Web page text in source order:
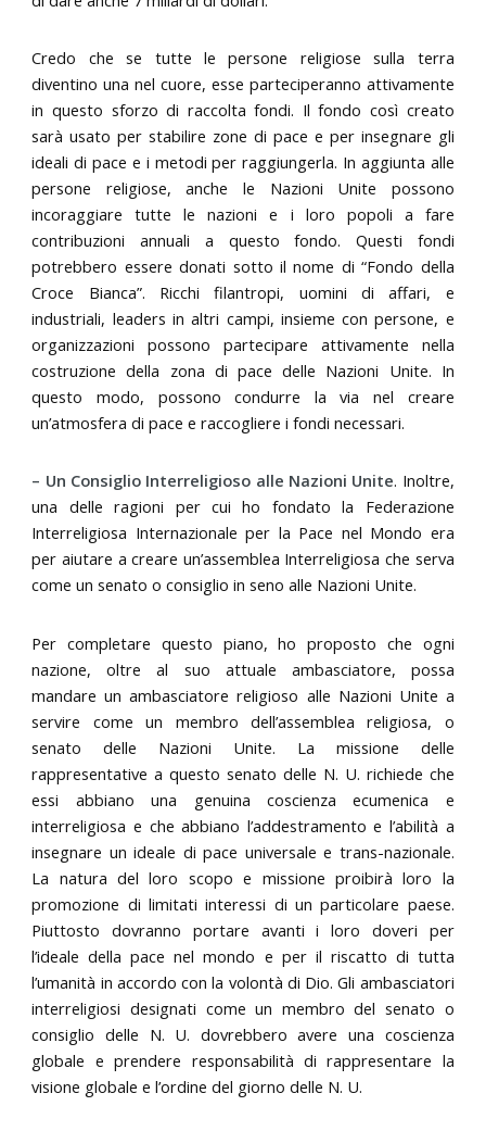
Credo che se tutte le persone religiose sulla terra
diventino una nel cuore, esse parteciperanno attivamente
in questo sforzo di raccolta fondi. Il fondo così creato
sarà usato per stabilire zone di pace e per insegnare gli
ideali di pace e i metodi per raggiungerla. In aggiunta alle
persone religiose, anche le Nazioni Unite possono
incoraggiare tutte le nazioni e i loro popoli a fare
contribuzioni annuali a questo fondo. Questi fondi
potrebbero essere donati sotto il nome di “Fondo della
Croce Bianca”. Ricchi filantropi, uomini di affari, e
industriali, leaders in altri campi, insieme con persone, e
organizzazioni possono partecipare attivamente nella
costruzione della zona di pace delle Nazioni Unite. In
questo modo, possono condurre la via nel creare
un’atmosfera di pace e raccogliere i fondi necessari.
– Un Consiglio Interreligioso alle Nazioni Unite. Inoltre,
una delle ragioni per cui ho fondato la Federazione
Interreligiosa Internazionale per la Pace nel Mondo era
per aiutare a creare un’assemblea Interreligiosa che serva
come un senato o consiglio in seno alle Nazioni Unite.
Per completare questo piano, ho proposto che ogni
nazione, oltre al suo attuale ambasciatore, possa
mandare un ambasciatore religioso alle Nazioni Unite a
servire come un membro dell’assemblea religiosa, o
senato delle Nazioni Unite. La missione delle
rappresentative a questo senato delle N. U. richiede che
essi abbiano una genuina coscienza ecumenica e
interreligiosa e che abbiano l’addestramento e l’abilità a
insegnare un ideale di pace universale e trans-nazionale.
La natura del loro scopo e missione proibirà loro la
promozione di limitati interessi di un particolare paese.
Piuttosto dovranno portare avanti i loro doveri per
l’ideale della pace nel mondo e per il riscatto di tutta
l’umanità in accordo con la volontà di Dio. Gli ambasciatori
interreligiosi designati come un membro del senato o
consiglio delle N. U. dovrebbero avere una coscienza
globale e prendere responsabilità di rappresentare la
visione globale e l’ordine del giorno delle N. U.